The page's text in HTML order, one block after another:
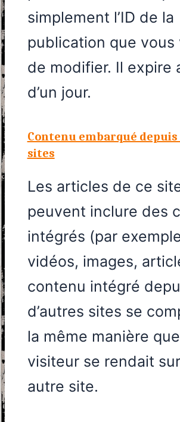
simplement l’ID de la
publication que vous
de modifier. Il expire
d’un jour.
Contenu embarqué depuis
sites
Les articles de ce
peuvent inclure des
intégrés (par
vidéos, images,
contenu intégré
d’autres sites se
la même manière
visiteur se rendait
autre site.